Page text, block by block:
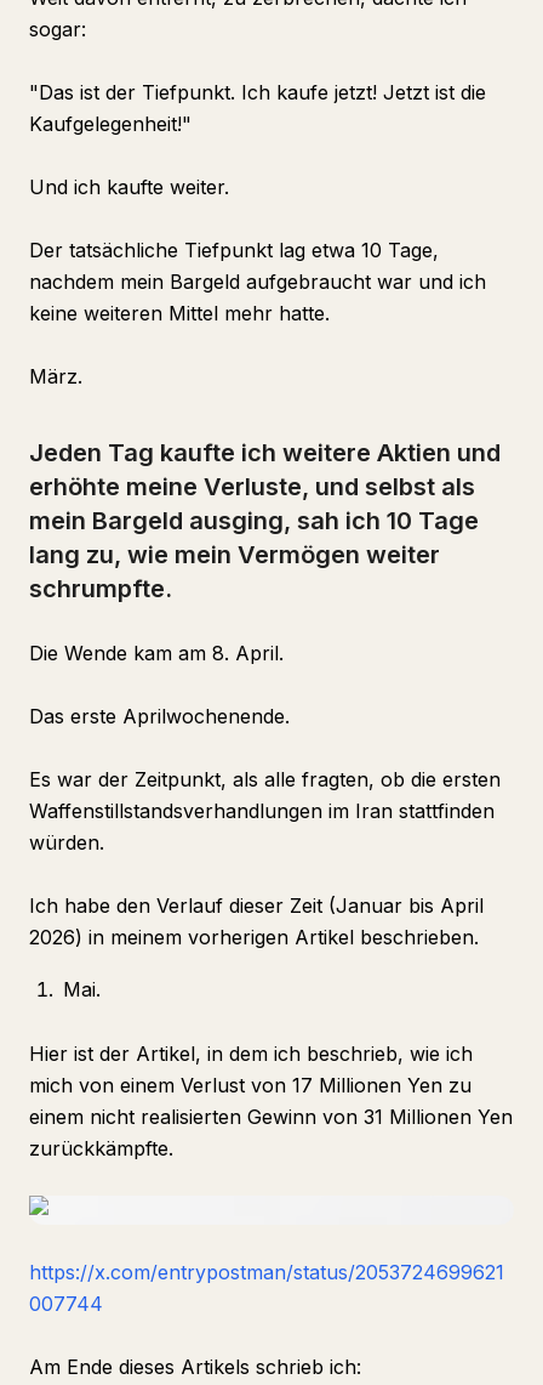
sogar:
"Das ist der Tiefpunkt. Ich kaufe jetzt! Jetzt ist die
Kaufgelegenheit!"
Und ich kaufte weiter.
Der tatsächliche Tiefpunkt lag etwa 10 Tage,
nachdem mein Bargeld aufgebraucht war und ich
keine weiteren Mittel mehr hatte.
März.
Jeden Tag kaufte ich weitere Aktien und
erhöhte meine Verluste, und selbst als
mein Bargeld ausging, sah ich 10 Tage
lang zu, wie mein Vermögen weiter
schrumpfte.
Die Wende kam am 8. April.
Das erste Aprilwochenende.
Es war der Zeitpunkt, als alle fragten, ob die ersten
Waffenstillstandsverhandlungen im Iran stattfinden
würden.
Ich habe den Verlauf dieser Zeit (Januar bis April
2026) in meinem vorherigen Artikel beschrieben.
Mai.
Hier ist der Artikel, in dem ich beschrieb, wie ich
mich von einem Verlust von 17 Millionen Yen zu
einem nicht realisierten Gewinn von 31 Millionen Yen
zurückkämpfte.
https://x.com/entrypostman/status/2053724699621
007744
Am Ende dieses Artikels schrieb ich: